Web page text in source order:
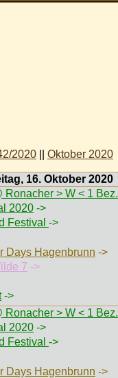
2020 Oktober 2020
16. Oktober 2020
Ronacher > W < 1 Bez.
2020 ->
Festival ->
Days Hagenbrunn ->
7 ->
->
Ronacher > W < 1 Bez.
2020 ->
Festival ->
Days Hagenbrunn ->